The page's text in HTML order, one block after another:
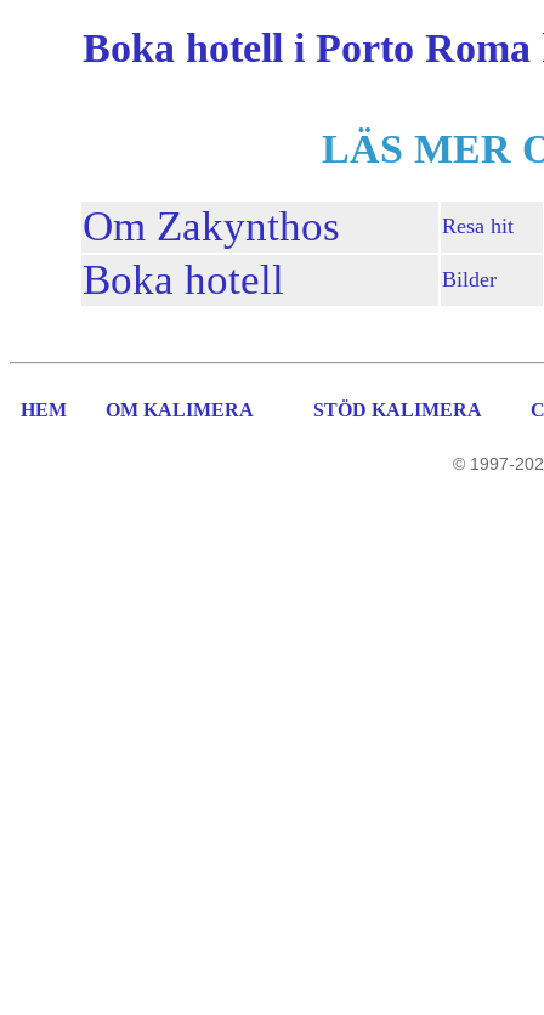
Boka hotell i Porto Roma
LÄS MER
Om Zakynthos Resa hit
Boka hotell Bilder
HEM OM KALIMERA STÖD KALIMERA
© 1997-